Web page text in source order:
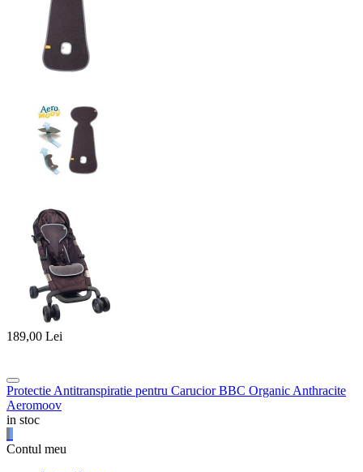
189,00 Lei
Protectie Antitranspiratie pentru Carucior BBC Organic Anthracite
Aeromoov
in stoc
Contul meu